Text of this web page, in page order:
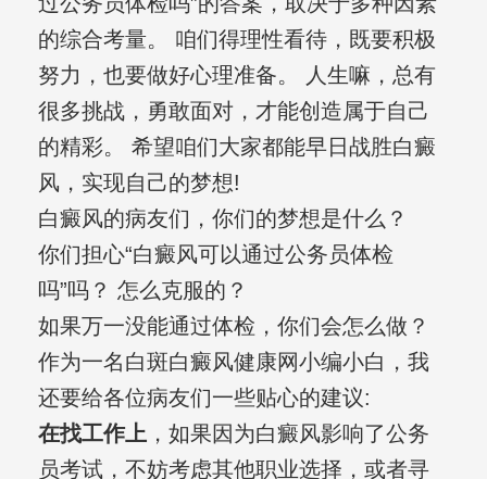
的综合考量。 咱们得理性看待，既要积极
努力，也要做好心理准备。 人生嘛，总有
很多挑战，勇敢面对，才能创造属于自己
的精彩。 希望咱们大家都能早日战胜白癜
风，实现自己的梦想!
白癜风的病友们，你们的梦想是什么？
你们担心“白癜风可以通过公务员体检
吗”吗？ 怎么克服的？
如果万一没能通过体检，你们会怎么做？
作为一名白斑白癜风健康网小编小白，我
还要给各位病友们一些贴心的建议:
在找工作上，如果因为白癜风影响了公务
员考试，不妨考虑其他职业选择，或者寻